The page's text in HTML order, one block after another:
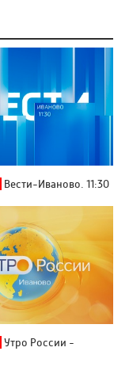
Вести-Иваново. 11:30
Утро России -